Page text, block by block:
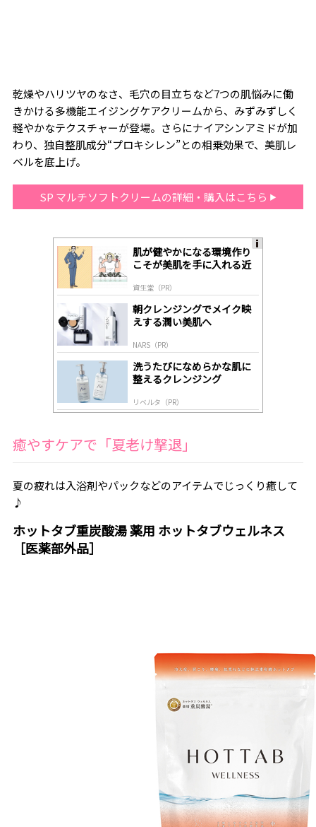
乾燥やハリツヤのなさ、毛穴の目立ちなど7つの肌悩みに働
きかける多機能エイジングケアクリームから、みずみずしく
軽やかなテクスチャーが登場。さらにナイアシンアミドが加
わり、独自整肌成分“プロキシレン”との相乗効果で、美肌レ
ベルを底上げ。
SP マルチソフトクリームの詳細・購入はこちら
肌が健やかになる環境作り
こそが美肌を手に入れる近
資生堂（PR）
朝クレンジングでメイク映
えする潤い美肌へ
NARS（PR）
洗うたびになめらかな肌に
整えるクレンジング
リベルタ（PR）
癒やすケアで「夏老け撃退」
夏の疲れは入浴剤やパックなどのアイテムでじっくり癒して
♪
ホットタブ重炭酸湯 薬用 ホットタブウェルネス
［医薬部外品］